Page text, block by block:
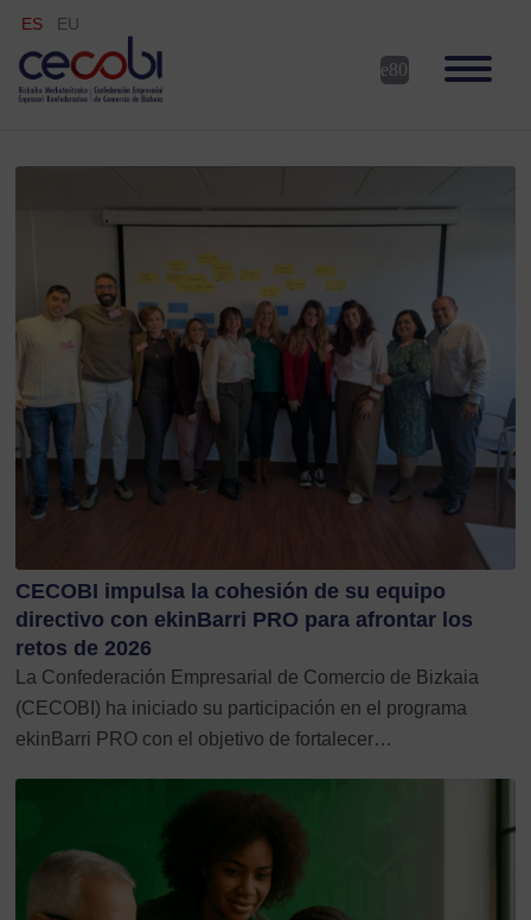
ES EU
CECOBI impulsa la cohesión de su equipo
directivo con ekinBarri PRO para afrontar los
retos de 2026
La Confederación Empresarial de Comercio de Bizkaia
(CECOBI) ha iniciado su participación en el programa
ekinBarri PRO con el objetivo de fortalecer…